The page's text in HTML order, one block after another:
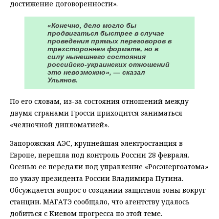
достижение договоренности».
«Конечно, дело могло бы
продвигаться быстрее в случае
проведения прямых переговоров в
трехстороннем формате, но в
силу нынешнего состояния
российско-украинских отношений
это невозможно», — сказал
Ульянов.
По его словам, из-за состояния отношений между
двумя странами Гросси приходится заниматься
«челночной дипломатией».
Запорожская АЭС, крупнейшая электростанция в
Европе, перешла под контроль России 28 февраля.
Осенью ее передали под управление «Росэнергоатома»
по указу президента России Владимира Путина.
Обсуждается вопрос о создании защитной зоны вокруг
станции. МАГАТЭ сообщало, что агентству удалось
добиться с Киевом прогресса по этой теме.